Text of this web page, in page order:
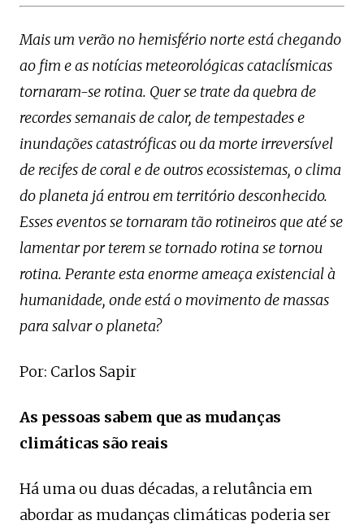
Mais um verão no hemisfério norte está chegando
ao fim e as notícias meteorológicas cataclísmicas
tornaram-se rotina. Quer se trate da quebra de
recordes semanais de calor, de tempestades e
inundações catastróficas ou da morte irreversível
de recifes de coral e de outros ecossistemas, o clima
do planeta já entrou em território desconhecido.
Esses eventos se tornaram tão rotineiros que até se
lamentar por terem se tornado rotina se tornou
rotina. Perante esta enorme ameaça existencial à
humanidade, onde está o movimento de massas
para salvar o planeta?
Por: Carlos Sapir
As pessoas sabem que as mudanças
climáticas são reais
Há uma ou duas décadas, a relutância em
abordar as mudanças climáticas poderia ser